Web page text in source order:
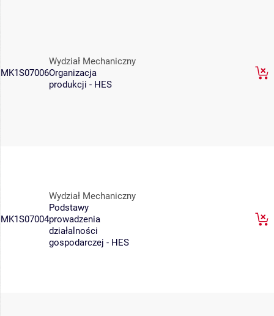
MK1S07006
Wydział Mechaniczny
Organizacja
produkcji - HES
MK1S07004
Wydział Mechaniczny
Podstawy
prowadzenia
działalności
gospodarczej - HES